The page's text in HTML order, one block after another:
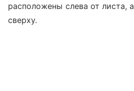
расположены слева от листа,
сверху.